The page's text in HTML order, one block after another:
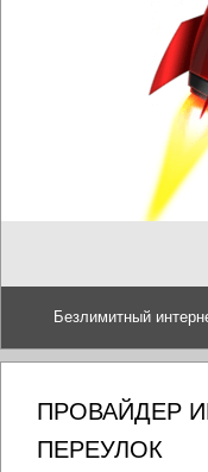
Безлимитный
ПРОВАЙДЕР
ПЕРЕУЛОК